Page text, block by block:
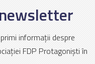
informații despre
FDP Protagoniști în